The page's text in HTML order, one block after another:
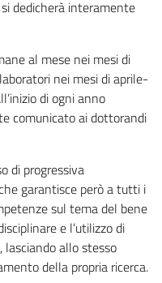
dedicherà interamente
al mese nei mesi di
nei mesi di aprile-
di ogni anno
comunicato ai dottorandi
di progressiva
garantisce però a tutti i
sul tema del bene
e l’utilizzo di
allo stesso
della propria ricerca.